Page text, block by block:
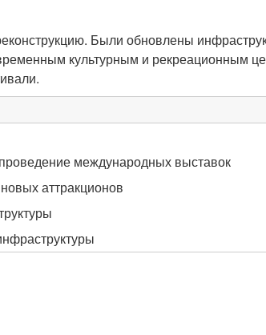
Были обновлены
культурным и рекреационным
международных выставок
аттракционов